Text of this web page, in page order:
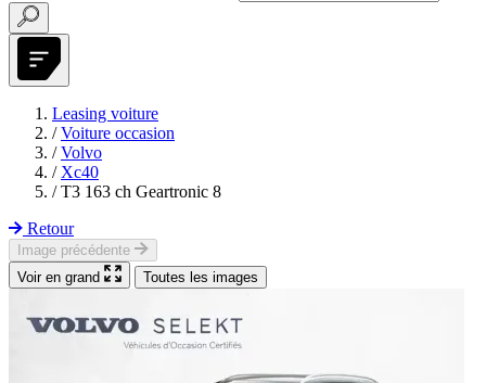
Leasing voiture
/ Voiture occasion
/ Volvo
/ Xc40
/ T3 163 ch Geartronic 8
Retour
Image précédente
Voir en grand
Toutes les images